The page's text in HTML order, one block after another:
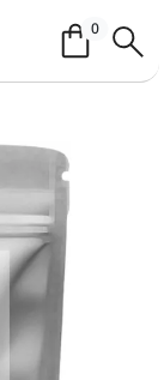
0Koszyk /